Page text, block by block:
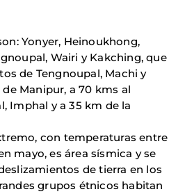
Yonyer, Heinoukhong,
Wairi y Kakching, que
de Tengnoupal, Machi y
Manipur, a 70 kms al
Imphal y a 35 km de la
con temperaturas entre
mayo, es área sísmica y se
de tierra en los
grupos étnicos habitan